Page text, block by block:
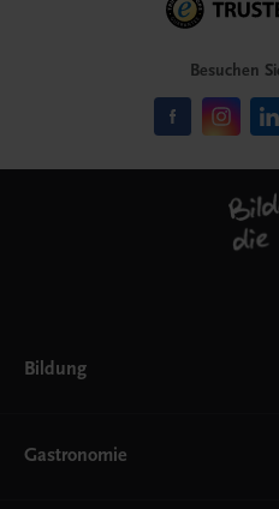
Besuchen
Bildung
AHS
Gastronomie